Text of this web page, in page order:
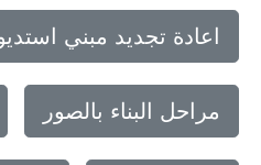
اعادة تجديد مبني
مراحل البناء بالصور